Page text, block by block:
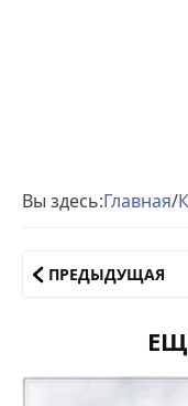
Вы здесь:Главная/
ПРЕДЫДУЩАЯ